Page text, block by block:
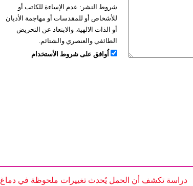
شروط النشر: عدم الإساءة للكاتب أو
للأشخاص أو للمقدسات أو مهاجمة الأديان
أو الذات الالهية. والابتعاد عن التحريض
الطائفي والعنصري والشتائم.
اُوافق على شروط الأستخدام
دراسة تكشف أن الحمل يُحدث تغييرات ملحوظة في دماغ